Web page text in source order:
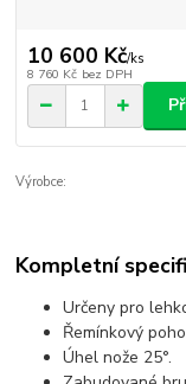
10 600 Kč/ks
8 760 Kč bez DPH
Výrobce:
Kompletní
Určeny pro
Řemínkový
Úhel nože 25°.